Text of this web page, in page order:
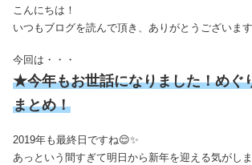
こんにちは！
いつもブログを読んで頂き、ありがとうございます
今回は・・・
★今年もお世話になりました！めぐ
まとめ！
2019年も最終日ですね😌✨
あっという間すぎて明日から新年を迎える気がし